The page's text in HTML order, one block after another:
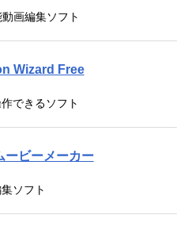
画編集ソフト
Wizard Free
できるソフト
ビーメーカー
ソフト